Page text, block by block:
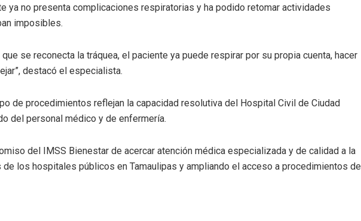
ya no presenta complicaciones respiratorias y ha podido retomar actividades
imposibles.
se reconecta la tráquea, el paciente ya puede respirar por su propia cuenta, hacer
destacó el especialista.
de procedimientos reflejan la capacidad resolutiva del Hospital Civil de Ciudad
del personal médico y de enfermería.
del IMSS Bienestar de acercar atención médica especializada y de calidad a la
los hospitales públicos en Tamaulipas y ampliando el acceso a procedimientos de